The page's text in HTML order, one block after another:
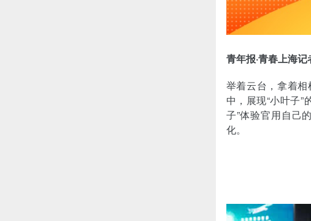
青年报·青春上海
举着云台，拿着
中，展现“小叶子
子”体验官用自己
化。